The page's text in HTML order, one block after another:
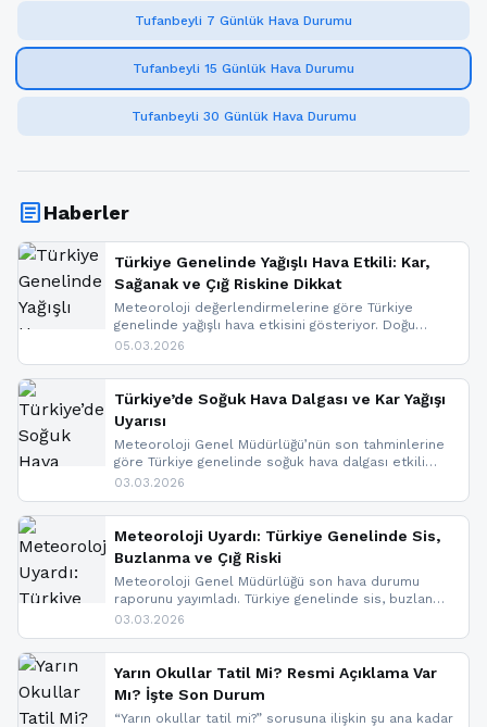
Tufanbeyli 7 Günlük Hava Durumu
Tufanbeyli 15 Günlük Hava Durumu
Tufanbeyli 30 Günlük Hava Durumu
articleHaberler
Türkiye Genelinde Yağışlı Hava Etkili: Kar,
Sağanak ve Çığ Riskine Dikkat
Meteoroloji değerlendirmelerine göre Türkiye
genelinde yağışlı hava etkisini gösteriyor. Doğu
bölgelerinde kar yağışı beklenirken Marmara ve
ise çığ tehlikesi bulunuyor. İç kesimlerde sis ve pus
nedeniyle görüş mesafesinde azalma
yaşanabileceği belirtiliyor.
05.03.2026
Türkiye’de Soğuk Hava Dalgası ve Kar Yağışı
Uyarısı
Meteoroloji Genel Müdürlüğü’nün son tahminlerine
göre Türkiye genelinde soğuk hava dalgası etkili
oluyor. Birçok il için kar yağışı ve buzlanma uyarısı
03.03.2026
Meteoroloji Uyardı: Türkiye Genelinde Sis,
Buzlanma ve Çığ Riski
Meteoroloji Genel Müdürlüğü son hava durumu
raporunu yayımladı. Türkiye genelinde sis, buzlanma
ve don beklenirken Doğu Anadolu ve Doğu
yapıldı. İşte son dakika meteoroloji gelişmeleri.
03.03.2026
Yarın Okullar Tatil Mi? Resmi Açıklama Var
Mı? İşte Son Durum
“Yarın okullar tatil mi?” sorusuna ilişkin şu ana kadar